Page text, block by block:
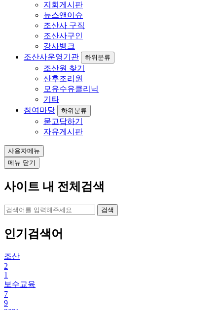
지회게시판
뉴스앤이슈
조산사 구직
조산사구인
강사뱅크
조산사운영기관
하위분류
조산원 찾기
산후조리원
모유수유클리닉
기타
참여마당
하위분류
묻고답하기
자유게시판
사용자메뉴
메뉴 닫기
사이트 내 전체검색
검색
인기검색어
조산
2
1
보수교육
7
9